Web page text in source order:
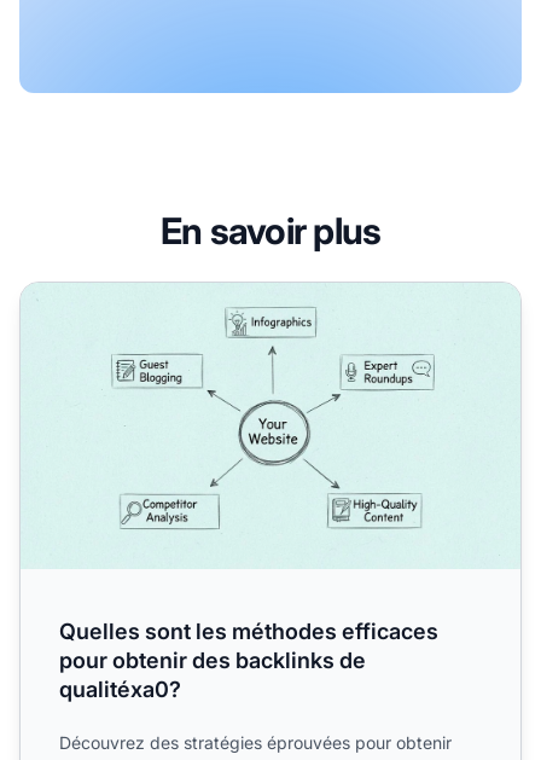
En savoir plus
Quelles sont les méthodes efficaces pour obtenir des
Quelles sont les méthodes efficaces
pour obtenir des backlinks de
qualitéxa0?
Découvrez des stratégies éprouvées pour obtenir